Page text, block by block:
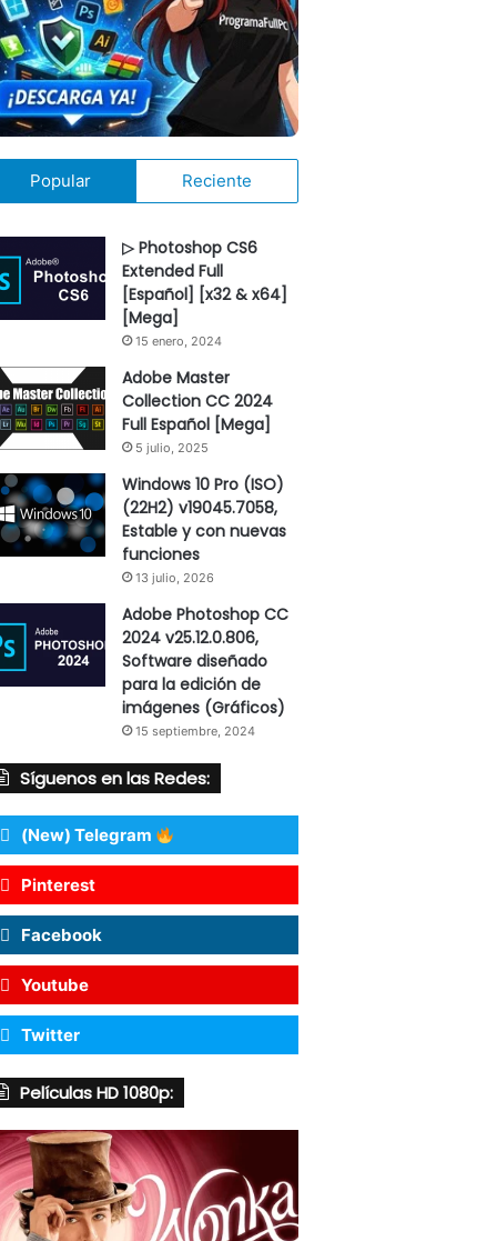
Popular Reciente
▷ Photoshop CS6
Extended Full
[Español] [x32 & x64]
[Mega]
15 enero, 2024
Adobe Master
Collection CC 2024
Full Español [Mega]
5 julio, 2025
Windows 10 Pro (ISO)
(22H2) v19045.7058,
Estable y con nuevas
funciones
13 julio, 2026
Adobe Photoshop CC
2024 v25.12.0.806,
Software diseñado
para la edición de
imágenes (Gráficos)
15 septiembre, 2024
Síguenos en las Redes:
(New) Telegram
Pinterest
Facebook
Youtube
Twitter
Películas HD 1080p: